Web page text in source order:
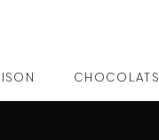
CHOCOLATS